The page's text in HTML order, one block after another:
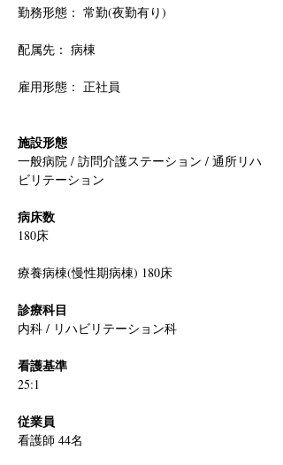
勤務形態： 常勤(夜勤有り)
配属先： 病棟
雇用形態： 正社員
施設形態
一般病院 / 訪問介護ステーション / 通所リハ
ビリテーション
病床数
180床
療養病棟(慢性期病棟) 180床
診療科目
内科 / リハビリテーション科
看護基準
25:1
従業員
看護師 44名